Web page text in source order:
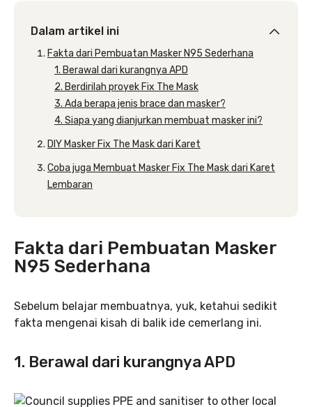
Dalam artikel ini
Fakta dari Pembuatan Masker N95 Sederhana
1. Berawal dari kurangnya APD
2. Berdirilah proyek Fix The Mask
3. Ada berapa jenis brace dan masker?
4. Siapa yang dianjurkan membuat masker ini?
DIY Masker Fix The Mask dari Karet
Coba juga Membuat Masker Fix The Mask dari Karet
Lembaran
Fakta dari Pembuatan Masker
N95 Sederhana
Sebelum belajar membuatnya, yuk, ketahui sedikit
fakta mengenai kisah di balik ide cemerlang ini.
1. Berawal dari kurangnya APD